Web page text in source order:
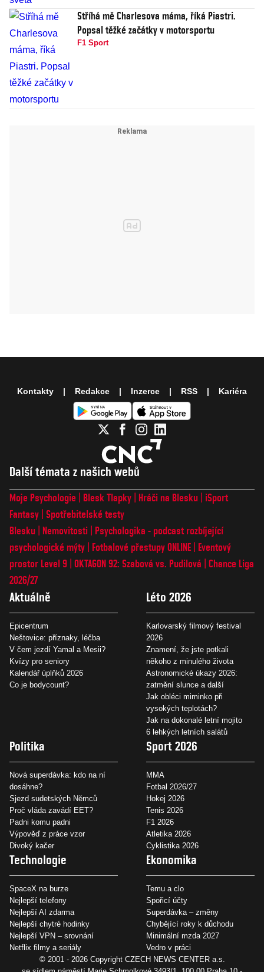
Stříhá mě Charlesova máma, říká Piastri.
Popsal těžké začátky v motorsportu
F1 Sport
Další témata z našich webů
Moje Psychologie Blesk Tlapky Hráči na Blesku
iSport
Fantasy Spotřebitelské testy
Blesku
Nemovitosti
Psychologika - podcast rozbíjející
psychologické mýty
Fotbalové přestupy ONLINE
Eventový
prostor Level 9 OKTAGON 92: Szabová vs. Pudilová
Chance Liga
2026/27
Aktuálně
Epicentrum
Neštovice: příznaky, léčba
V čem jezdí Yamal a Mesii?
Kvízy pro seniory
Kalendář úplňků 2026
Co je bodycount?
Léto 2026
Karlovarský filmový festival
2026
Znamení, že jste potkali
někoho z minulého života
Astronomické úkazy 2026:
zatmění slunce a další
Jak obléci miminko při
vysokých teplotách?
Jak na dokonalé letní mojito
6 lehkých letních salátů
Politika
Nová superdávka: kdo na ní
dosáhne?
Sjezd sudetských Němců
Proč vláda zavádí EET?
Padni komu padni
Výpověď z práce vzor
Divoký kačer
Sport 2026
MMA
Fotbal 2026/27
Hokej 2026
Tenis 2026
F1 2026
Atletika 2026
Cyklistika 2026
Technologie
SpaceX na burze
Nejlepší telefony
Nejlepší AI zdarma
Nejlepší chytré hodinky
Nejlepší VPN – srovnání
Netflix filmy a seriály
Ekonomika
Temu a clo
Spořicí účty
Superdávka – změny
Chybějící roky k důchodu
Minimální mzda 2027
Vedro v práci
Kontakty Redakce Inzerce RSS Kariéra
© 2001 - 2026 Copyright CZECH NEWS CENTER a.s.